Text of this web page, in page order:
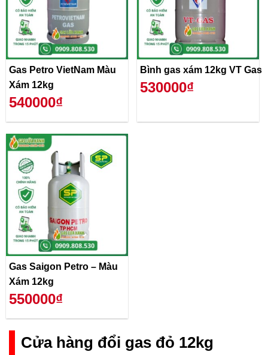
Gas Petro VietNam Màu
Xám 12kg
540000₫
Bình gas xám 12kg VT Gas
530000₫
Gas Saigon Petro – Màu
Xám 12kg
550000₫
Cửa hàng đổi gas đỏ 12kg